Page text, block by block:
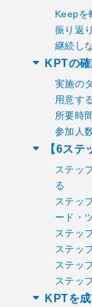
Keepを
振り返
継続し
KPTの
実施の
用意す
所要時
参加人
【6ス
ステッ
る
ステッ
ード・
ステッ
ステッ
ステッ
ステッ
KPTを